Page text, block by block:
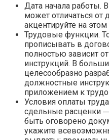
Дата начала работы.
может отличаться от
акцентируйте на
Трудовые функции.
прописывать в
полностью зависит
инструкций. В
целесообразно
должностные
приложением к
Условия оплаты
сдельные расценки
быть оговорено
укажите